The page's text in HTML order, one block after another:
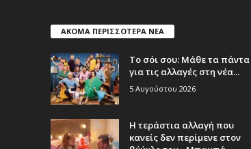
ΑΚΟΜΑ ΠΕΡΙΣΣΟΤΕΡΑ ΝΕΑ
Το σόι σου: Μάθε τα πάντα
για τις αλλαγές στη νέα...
5 Αυγούστου 2026
Η τεράστια αλλαγή που
κανείς δεν περίμενε στον